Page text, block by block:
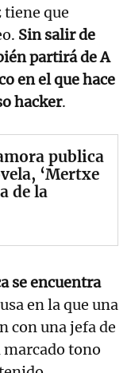
tiene que
Sin salir de
partirá de A
en el que hace
hacker.
publica
‘Mertxe
de la
se encuentra
en la que una
con una jefa de
tono